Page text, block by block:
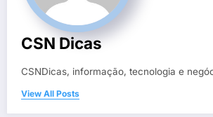
CSN Dicas
CSNDicas, informação, tecnologia e
View All Posts